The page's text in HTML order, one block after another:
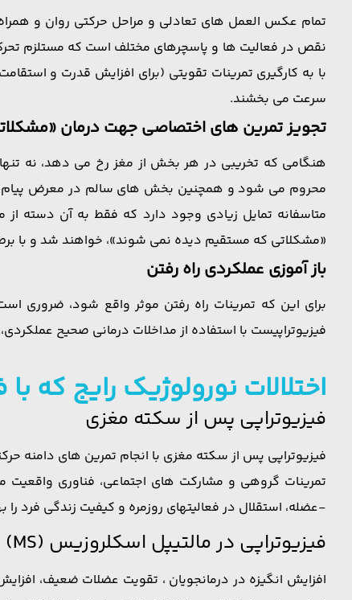
تمام عکس العمل های تعادلی و مراحل حرکتی روان و
نقص در فعالیت ها و پاسچرهای مختلف است که مستلزم
با به کارگیری تمرینات تقویتی (برای افزایش قدرت و
سرعت می بخشند.
تجویز تمرین های اختصاصی جهت درمان
هنگامی که تخریبی در هر بخش از مغز رخ می دهد، نه تنها
محروم می شود و همچنین بخش های سالم در معرض پیام ها
متاسفانه تمایل زیادی وجود دارد که فقط به آن دسته
«مشکلاتی که مستقیم دیده نمی شوند»، خواهند شد و با
باز آموزی عملکردی راه رفتن
برای این که تمرینات راه رفتن موثر واقع شود، ضروری
فیزیوتراپیست با استفاده از مداخلات درمانی صحیح
اختلالات نورولوژیک رایج که
فیزیوتراپی پس از سکته مغزی
-عضله، استقلال در فعالیتهای روزمره و کیفیت زندگی فرد
فیزیوتراپی در مالتیپل اسکلروزیس (MS)
افزایش انگیزه در درمانجویان ، تقویت عضلات ضعیف،